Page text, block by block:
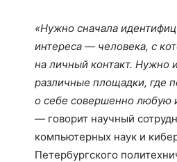
«Нужно сначала
интереса — человека, с
на личный контакт. Нужно
различные площадки, где
о себе совершенно любую
— говорит научный
компьютерных наук и
Петербургского